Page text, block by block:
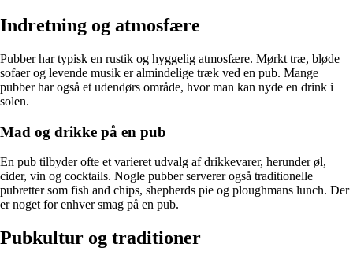
Indretning og atmosfære
Pubber har typisk en rustik og hyggelig atmosfære. Mørkt træ, bløde
sofaer og levende musik er almindelige træk ved en pub. Mange
pubber har også et udendørs område, hvor man kan nyde en drink i
solen.
Mad og drikke på en pub
En pub tilbyder ofte et varieret udvalg af drikkevarer, herunder øl,
cider, vin og cocktails. Nogle pubber serverer også traditionelle
pubretter som fish and chips, shepherds pie og ploughmans lunch. Der
er noget for enhver smag på en pub.
Pubkultur og traditioner